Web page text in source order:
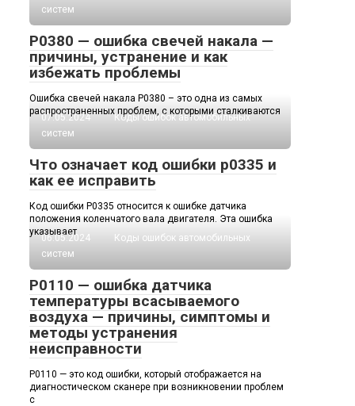
систем
P0380 — ошибка свечей накала —
причины, устранение и как
избежать проблемы
Ошибка свечей накала P0380 – это одна из самых
распространенных проблем, с которыми сталкиваются
07.05.2024
Коды ошибок автомобильных
систем
Что означает код ошибки p0335 и
как ее исправить
Код ошибки P0335 относится к ошибке датчика
положения коленчатого вала двигателя. Эта ошибка
указывает
06.05.2024
Коды ошибок автомобильных
систем
P0110 — ошибка датчика
температуры всасываемого
воздуха — причины, симптомы и
методы устранения
неисправности
P0110 — это код ошибки, который отображается на
диагностическом сканере при возникновении проблем
с